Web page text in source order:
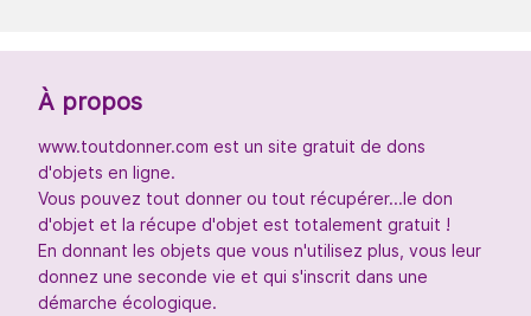
À propos
www.toutdonner.com est un site gratuit de dons
d'objets en ligne.
Vous pouvez tout donner ou tout récupérer...le don
d'objet et la récupe d'objet est totalement gratuit !
En donnant les objets que vous n'utilisez plus, vous leur
donnez une seconde vie et qui s'inscrit dans une
démarche écologique.